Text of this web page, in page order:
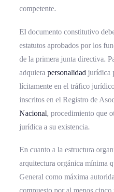
competente.
El documento constitutivo
estatutos aprobados por los
de la primera junta directiva.
adquiera personalidad jurídica
lícitamente en el tráfico
inscritos en el Registro de
Nacional, procedimiento que
jurídica a su existencia.
En cuanto a la estructura
arquitectura orgánica mínima
General como máxima
compuesto por al menos